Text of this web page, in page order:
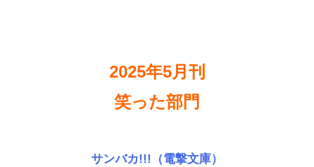
2025年5月刊
笑った部門
サンバカ!!!（電撃文庫）